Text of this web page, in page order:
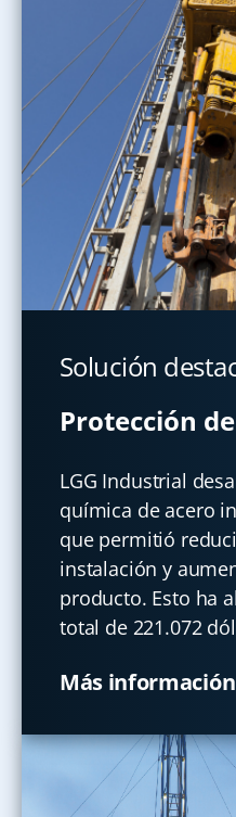
Solución
Protección
LGG Industrial
química de acero
que permitió
instalación y
producto. Esto ha
total de 221.072
Más información